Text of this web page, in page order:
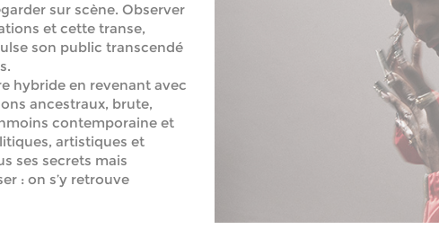
sur scène. Observer
et cette transe,
son public transcendé
hybride en revenant avec
ancestraux, brute,
contemporaine et
artistiques et
ses secrets mais
: on s’y retrouve